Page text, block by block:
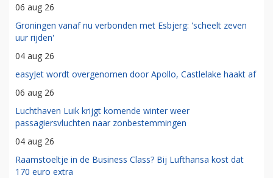
06 aug 26
Groningen vanaf nu verbonden met Esbjerg: 'scheelt zeven
uur rijden'
04 aug 26
easyJet wordt overgenomen door Apollo, Castlelake haakt af
06 aug 26
Luchthaven Luik krijgt komende winter weer
passagiersvluchten naar zonbestemmingen
04 aug 26
Raamstoeltje in de Business Class? Bij Lufthansa kost dat
170 euro extra